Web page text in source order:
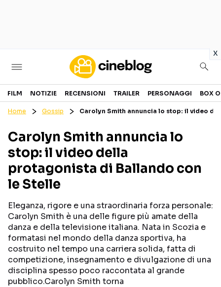
x
Cinema
GENERI
PERSONAGGI
CANALI STREAMING
Categorie
NOTIZIE
CURIOSITÀ
RECENSIONI
TRAILER
BOX OFFICE
FILM NOTIZIE RECENSIONI TRAILER PERSONAGGI BOX
Home Gossip Carolyn Smith annuncia lo stop: il video
Carolyn Smith annuncia lo
stop: il video della
protagonista di Ballando con
le Stelle
Eleganza, rigore e una straordinaria forza personale:
Carolyn Smith è una delle figure più amate della
danza e della televisione italiana. Nata in Scozia e
formatasi nel mondo della danza sportiva, ha
costruito nel tempo una carriera solida, fatta di
competizione, insegnamento e divulgazione di una
disciplina spesso poco raccontata al grande
pubblico.Carolyn Smith torna